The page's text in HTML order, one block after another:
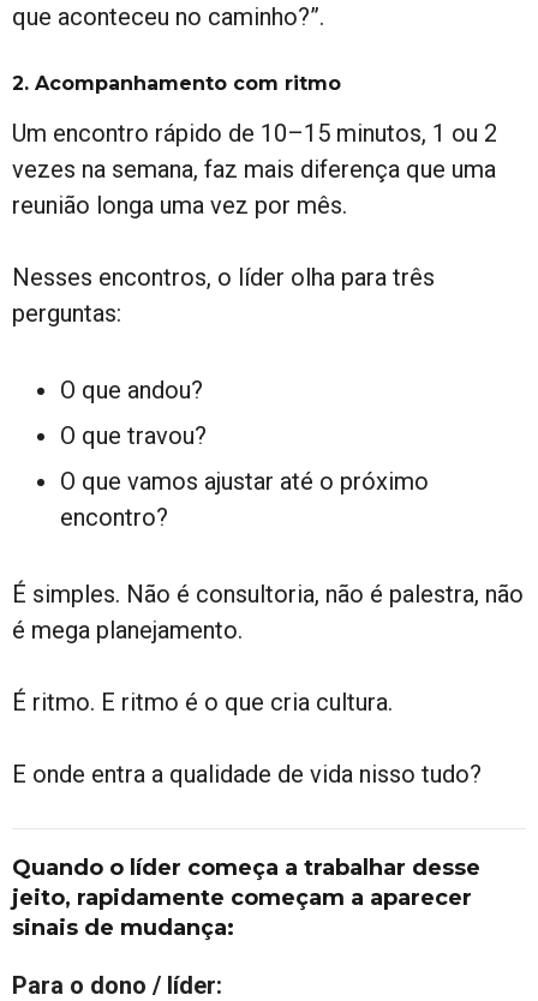
que aconteceu no caminho?”.
2. Acompanhamento com ritmo
Um encontro rápido de 10–15 minutos, 1 ou 2
vezes na semana, faz mais diferença que uma
reunião longa uma vez por mês.
Nesses encontros, o líder olha para três
perguntas:
O que andou?
O que travou?
O que vamos ajustar até o próximo
encontro?
É simples. Não é consultoria, não é palestra, não
é mega planejamento.
É ritmo. E ritmo é o que cria cultura.
E onde entra a qualidade de vida nisso tudo?
Quando o líder começa a trabalhar desse
jeito, rapidamente começam a aparecer
sinais de mudança:
Para o dono / líder: